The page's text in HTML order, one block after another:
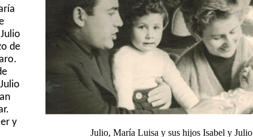
de
y
Julio, María Luisa y sus hijos Isabel y Julio